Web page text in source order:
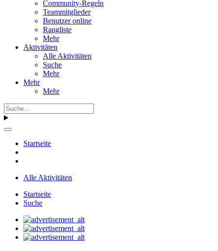
Community-Regeln
Teammitglieder
Benutzer online
Rangliste
Mehr
Aktivitäten
Alle Aktivitäten
Suche
Mehr
Mehr
Mehr
Startseite
Alle Aktivitäten
Startseite
Suche